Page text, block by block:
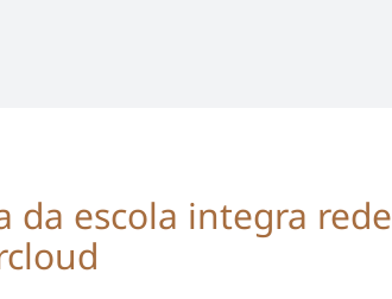
da escola integra rede